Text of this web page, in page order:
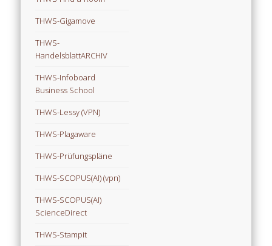
THWS-Gigamove
THWS-
HandelsblattARCHIV
THWS-Infoboard
Business School
THWS-Lessy (VPN)
THWS-Plagaware
THWS-Prüfungspläne
THWS-SCOPUS(AI) (vpn)
THWS-SCOPUS(AI)
ScienceDirect
THWS-Stampit